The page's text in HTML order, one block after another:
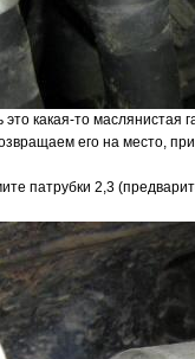
это какая-то
его на место,
патрубки 2,3